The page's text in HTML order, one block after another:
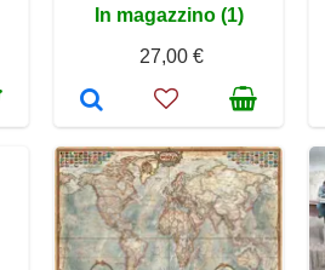
In magazzino (1)
27,00 €